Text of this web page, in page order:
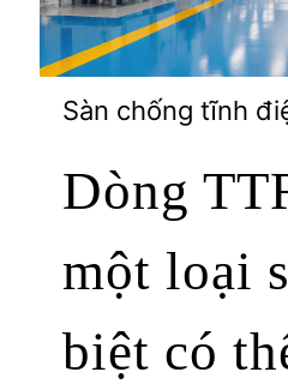
Sàn chống tĩnh
Dòng
một loại
biệt có